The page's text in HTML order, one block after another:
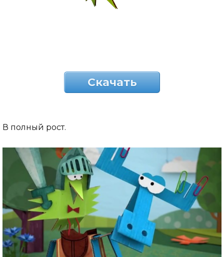
Скачать
В полный рост.